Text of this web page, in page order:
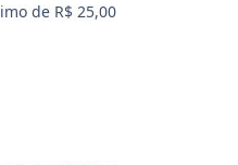
de R$ 25,00